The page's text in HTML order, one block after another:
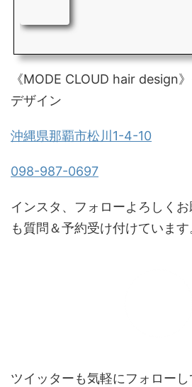
《MODE CLOUD hair design
デザイン
沖縄県那覇市松川1-4-10
098-987-0697
インスタ、フォローよろしく
も質問＆予約受け付けています
ツイッターも気軽にフォロー